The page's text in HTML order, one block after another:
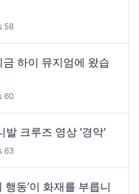
58
하이 뮤지엄에 왔습
60
크루즈 영상 ‘경악’
63
행동’이 화재를 부릅니